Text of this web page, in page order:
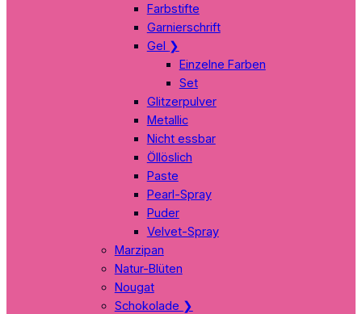
Farbstifte
Garnierschrift
Gel ❯
Einzelne Farben
Set
Glitzerpulver
Metallic
Nicht essbar
Öllöslich
Paste
Pearl-Spray
Puder
Velvet-Spray
Marzipan
Natur-Blüten
Nougat
Schokolade ❯